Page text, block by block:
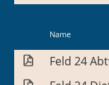
Name
Feld 24